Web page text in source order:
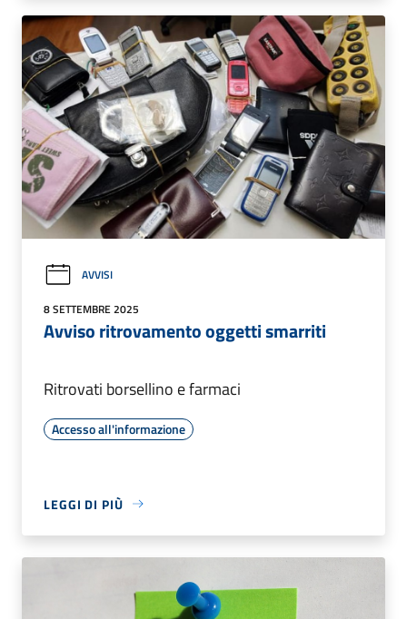
AVVISI
8 SETTEMBRE 2025
Avviso ritrovamento oggetti smarriti
Ritrovati borsellino e farmaci
Accesso all'informazione
LEGGI DI PIÙ